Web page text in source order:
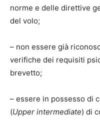
norme e delle direttive
del volo;
– non essere già
verifiche dei requisiti
brevetto;
– essere in possesso di
(Upper intermediate) di